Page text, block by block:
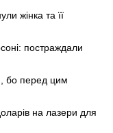
жінка та її
постраждали
бо перед цим
на лазери для